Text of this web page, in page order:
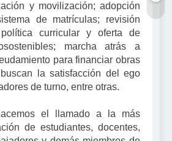
y movilización; adopción
de matrículas; revisión
curricular y oferta de
marcha atrás a
para financiar obras
la satisfacción del ego
de turno, entre otras.
el llamado a la más
de estudiantes, docentes,